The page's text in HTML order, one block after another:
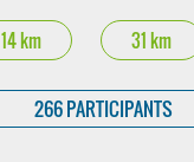
14 km 31 km
266 PARTICIPANTS